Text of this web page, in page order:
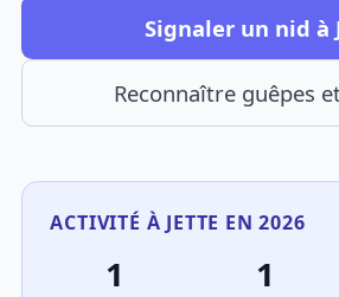
Signaler un nid à
Reconnaître guêpes
ACTIVITÉ À JETTE EN 2026
1 1